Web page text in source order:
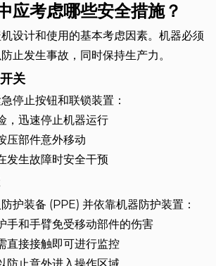
应考虑哪些安全措施？
设计和使用的基本考虑因素。机器必须
止发生事故，同时保持生产力。
关
停止按钮和联锁装置：
，迅速停止机器运行
压部件意外移动
发生故障时安全干预
护装备 (PPE) 并依靠机器防护装置：
手和手臂免受移动部件的伤害
直接接触即可进行监控